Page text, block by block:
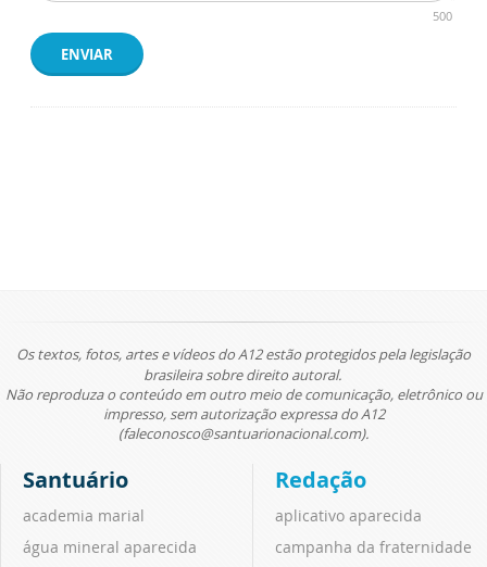
500
ENVIAR
Os textos, fotos, artes e vídeos do A12 estão protegidos pela legislação
brasileira sobre direito autoral.
Não reproduza o conteúdo em outro meio de comunicação, eletrônico ou
impresso, sem autorização expressa do A12
(faleconosco@santuarionacional.com).
Santuário
academia marial
água mineral aparecida
Redação
aplicativo aparecida
campanha da fraternidade